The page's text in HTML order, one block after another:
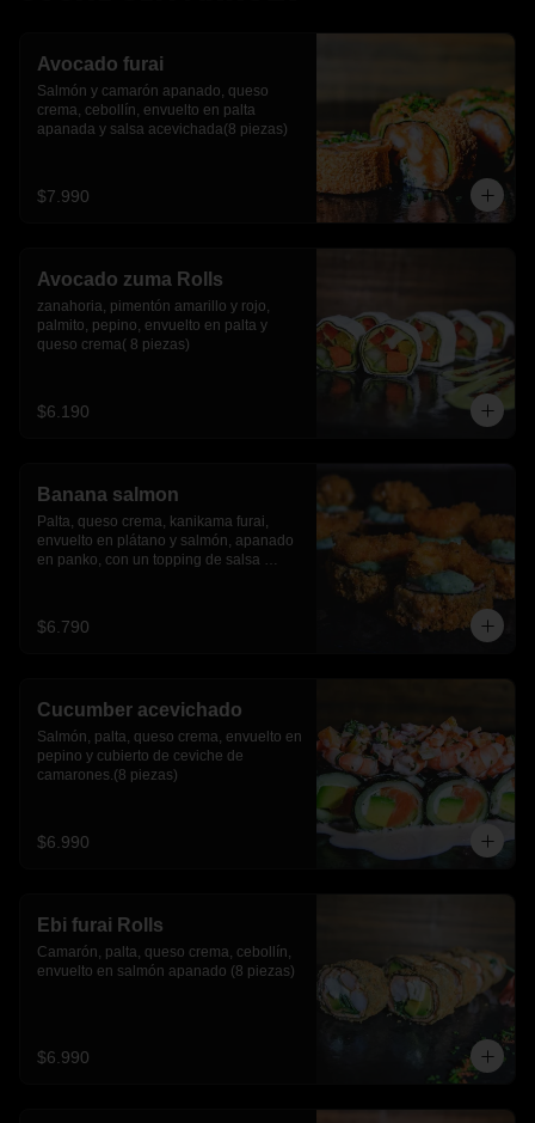
Avocado furai
Salmón y camarón apanado, queso
crema, cebollín, envuelto en palta
apanada y salsa acevichada(8 piezas)
$7.990
Avocado zuma Rolls
zanahoria, pimentón amarillo y rojo,
palmito, pepino, envuelto en palta y
queso crema( 8 piezas)
$6.190
Banana salmon
Palta, queso crema, kanikama furai,
envuelto en plátano y salmón, apanado
en panko, con un topping de salsa
$6.790
Cucumber acevichado
Salmón, palta, queso crema, envuelto en
pepino y cubierto de ceviche de
camarones.(8 piezas)
$6.990
Ebi furai Rolls
Camarón, palta, queso crema, cebollín,
envuelto en salmón apanado (8 piezas)
$6.990